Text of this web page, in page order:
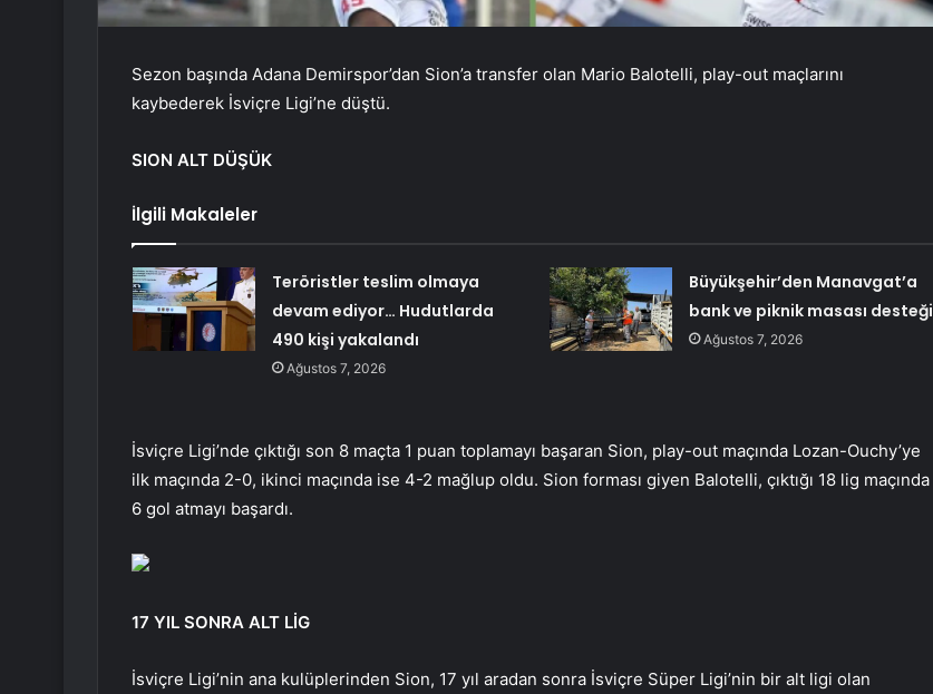
Sezon başında Adana Demirspor’dan Sion’a transfer olan Mario Balotelli, play-out maçlarını
kaybederek İsviçre Ligi’ne düştü.
SION ALT DÜŞÜK
İlgili Makaleler
Teröristler teslim olmaya
devam ediyor… Hudutlarda
490 kişi yakalandı
Ağustos 7, 2026
Büyükşehir’den Manavgat’a
bank ve piknik masası desteği
Ağustos 7, 2026
İsviçre Ligi’nde çıktığı son 8 maçta 1 puan toplamayı başaran Sion, play-out maçında Lozan-Ouchy’ye
ilk maçında 2-0, ikinci maçında ise 4-2 mağlup oldu. Sion forması giyen Balotelli, çıktığı 18 lig maçında
6 gol atmayı başardı.
17 YIL SONRA ALT LİG
İsviçre Ligi’nin ana kulüplerinden Sion, 17 yıl aradan sonra İsviçre Süper Ligi’nin bir alt ligi olan